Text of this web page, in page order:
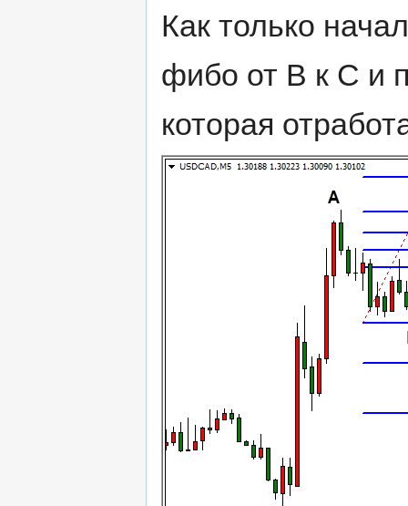
Как только
фибо от В к С и
которая